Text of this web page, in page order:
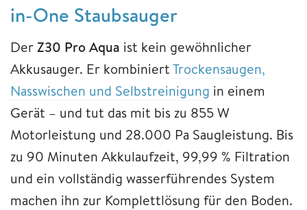
in-One Staubsauger
DerZ30 Pro Aqua ist kein gewöhnlicher
Akkusauger. Er kombiniertTrockensaugen,
Nasswischen und Selbstreinigung in einem
Gerät – und tut das mit bis zu 855 W
Motorleistung und 28.000 Pa Saugleistung. Bis
zu 90 Minuten Akkulaufzeit, 99,99 % Filtration
und ein vollständig wasserführendes System
machen ihn zur Komplettlösung für den Boden.